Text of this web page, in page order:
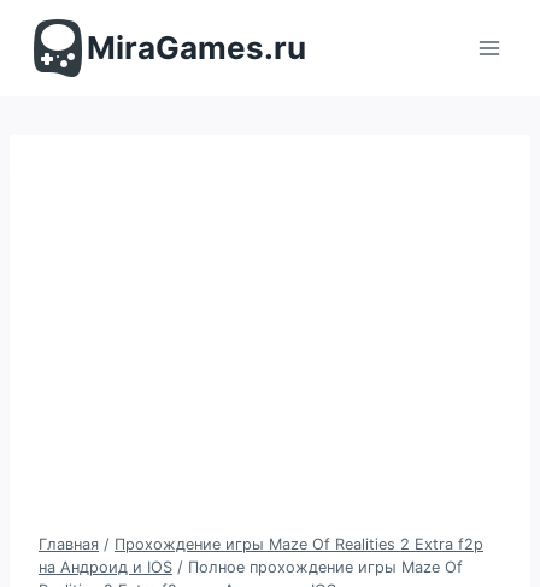
содержимомуMiraGames.ru
Главная / Прохождение игры Maze Of Realities 2 Extra f2p
на Андроид и IOS / Полное прохождение игры Maze Of